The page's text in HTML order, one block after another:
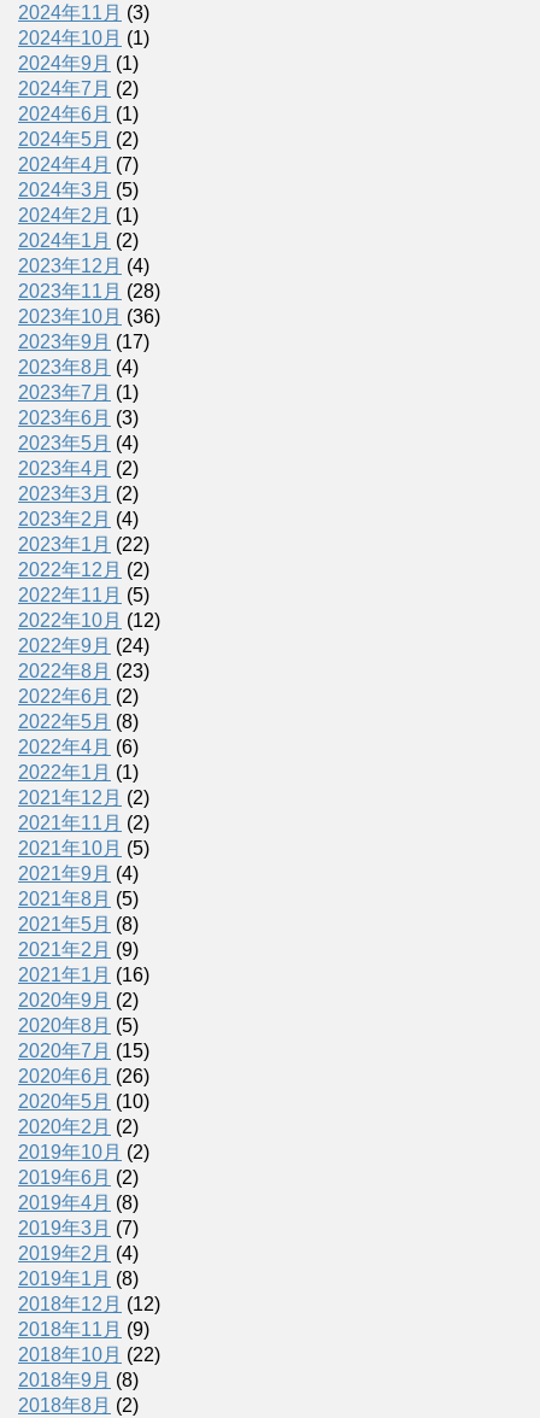
2024年11月 (3)
2024年10月 (1)
2024年9月 (1)
2024年7月 (2)
2024年6月 (1)
2024年5月 (2)
2024年4月 (7)
2024年3月 (5)
2024年2月 (1)
2024年1月 (2)
2023年12月 (4)
2023年11月 (28)
2023年10月 (36)
2023年9月 (17)
2023年8月 (4)
2023年7月 (1)
2023年6月 (3)
2023年5月 (4)
2023年4月 (2)
2023年3月 (2)
2023年2月 (4)
2023年1月 (22)
2022年12月 (2)
2022年11月 (5)
2022年10月 (12)
2022年9月 (24)
2022年8月 (23)
2022年6月 (2)
2022年5月 (8)
2022年4月 (6)
2022年1月 (1)
2021年12月 (2)
2021年11月 (2)
2021年10月 (5)
2021年9月 (4)
2021年8月 (5)
2021年5月 (8)
2021年2月 (9)
2021年1月 (16)
2020年9月 (2)
2020年8月 (5)
2020年7月 (15)
2020年6月 (26)
2020年5月 (10)
2020年2月 (2)
2019年10月 (2)
2019年6月 (2)
2019年4月 (8)
2019年3月 (7)
2019年2月 (4)
2019年1月 (8)
2018年12月 (12)
2018年11月 (9)
2018年10月 (22)
2018年9月 (8)
2018年8月 (2)